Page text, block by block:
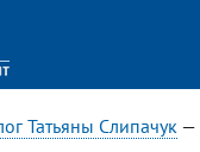
Татьяны Слипачук—